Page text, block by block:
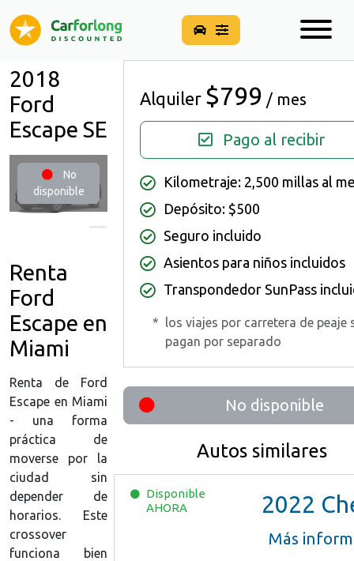
2018
Ford
Escape SE
No
disponible
Alquiler $799 / mes
Pago al recibir
Kilometraje: 2,500 millas al
Depósito: $500
Seguro incluido
Asientos para niños incluidos
Transpondedor SunPass
* los viajes por carretera de peaje
pagan por separado
No disponible
Autos similares
Disponible
AHORA
2022 Chevrolet
Más
Renta
Ford
Escape en
Miami
Renta de Ford
Escape en Miami
- una forma
práctica de
moverse por la
ciudad sin
depender de
horarios. Este
crossover
funciona bien